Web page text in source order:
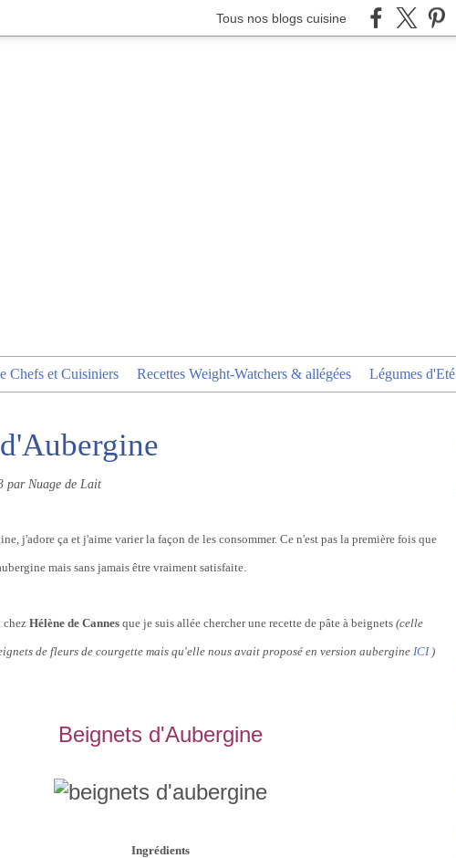
Tous nos blogs cuisine
Chefs et Cuisiniers Recettes Weight-Watchers & allégées Légumes d'Eté
par Nuage de Lait
j'adore ça et j'aime varier la façon de les consommer. Ce n'est pas la première fois que
mais sans jamais être vraiment satisfaite.
Hélène de Cannes que je suis allée chercher une recette de pâte à beignets (celle
de fleurs de courgette mais qu'elle nous avait proposé en version aubergine ICI)
Beignets d'Aubergine
Ingrédients